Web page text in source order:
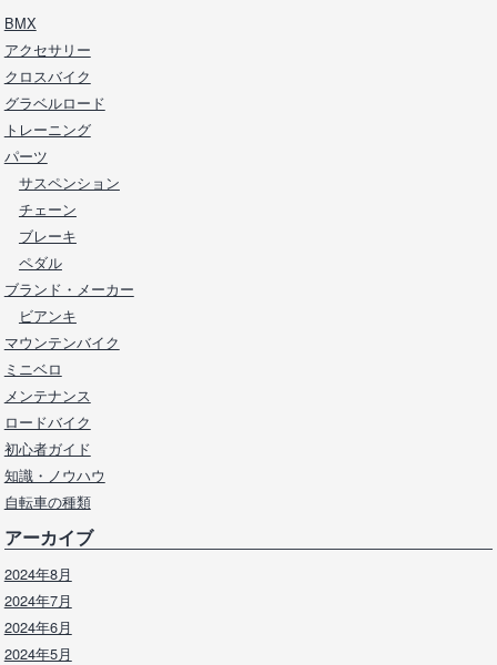
BMX
アクセサリー
クロスバイク
グラベルロード
トレーニング
パーツ
サスペンション
チェーン
ブレーキ
ペダル
ブランド・メーカー
ビアンキ
マウンテンバイク
ミニベロ
メンテナンス
ロードバイク
初心者ガイド
知識・ノウハウ
自転車の種類
アーカイブ
2024年8月
2024年7月
2024年6月
2024年5月